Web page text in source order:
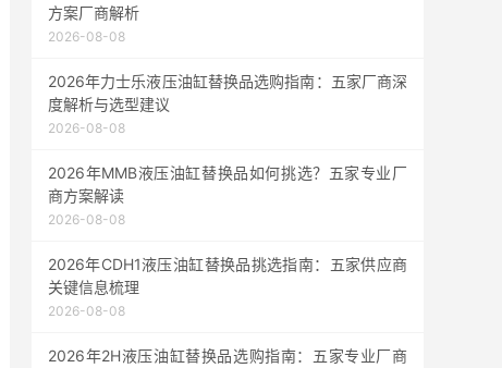
方案厂商解析
2026-08-08
2026年力士乐液压油缸替换品选购指南：五家厂商深
度解析与选型建议
2026-08-08
2026年MMB液压油缸替换品如何挑选？五家专业厂
商方案解读
2026-08-08
2026年CDH1液压油缸替换品挑选指南：五家供应商
关键信息梳理
2026-08-08
2026年2H液压油缸替换品选购指南：五家专业厂商